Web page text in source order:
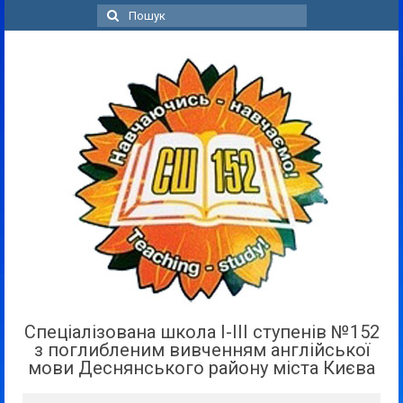
Пошук
для:
Спеціалізована школа І-ІІІ ступенів №152
з поглибленим вивченням англійської
мови Деснянського району міста Києва